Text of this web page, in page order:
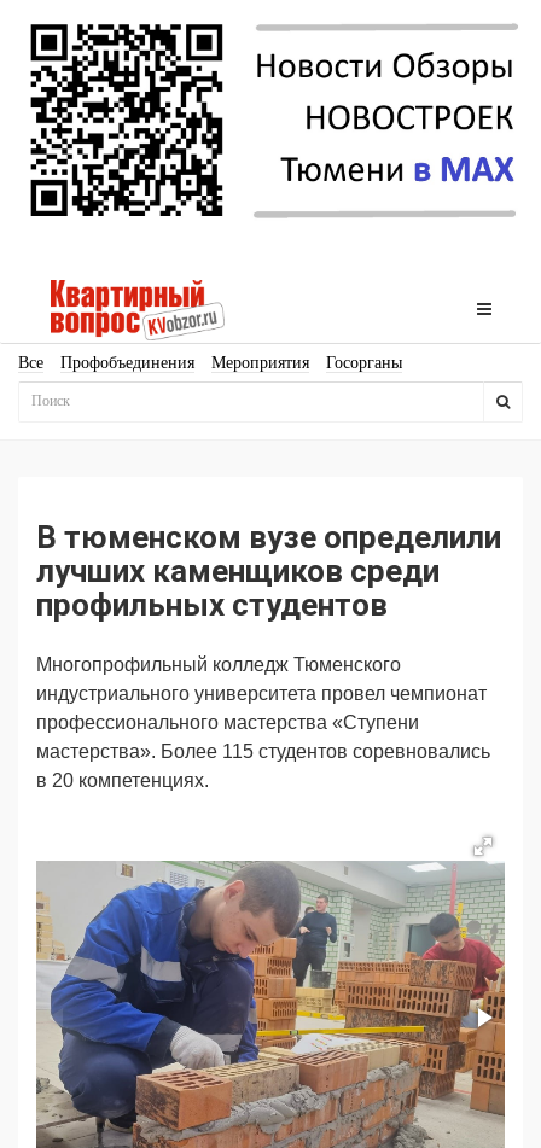
Все Профобъединения Мероприятия Госорганы
Новостройки
Ещё
В тюменском вузе определили
лучших каменщиков среди
профильных студентов
Многопрофильный колледж Тюменского
индустриального университета провел чемпионат
профессионального мастерства «Ступени
мастерства». Более 115 студентов соревновались
в 20 компетенциях.